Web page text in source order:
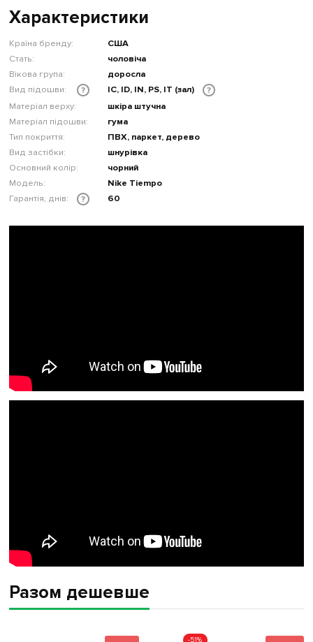
Характеристики
Країна бренду:
США
Стать:
чоловіча
Вікова група:
доросла
Вид підошви:
? IC, ID, IN, PS, IT (зал)
?
Матеріал верху:
шкіра штучна
Матеріал підошви:
гума
Тип покриття:
ПВХ, паркет, дерево
Вид застібки:
шнурівка
Основний колір:
чорний
Модель:
Nike Tiempo
Гарантія, днів:
? 60
Разом дешевше
-51%